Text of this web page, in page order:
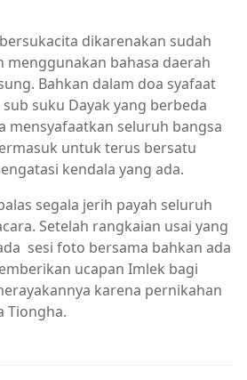
dikarenakan sudah
menggunakan bahasa daerah
Bahkan dalam doa syafaat
suku Dayak yang berbeda
mensyafaatkan seluruh bangsa
untuk terus bersatu
kendala yang ada.
segala jerih payah seluruh
Setelah rangkaian usai yang
sesi foto bersama bahkan ada
ucapan Imlek bagi
karena pernikahan
Tiongha.